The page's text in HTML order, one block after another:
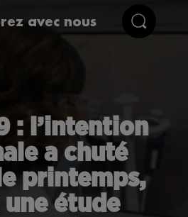
avec nous
: l’intention
a chuté
printemps,
une étude